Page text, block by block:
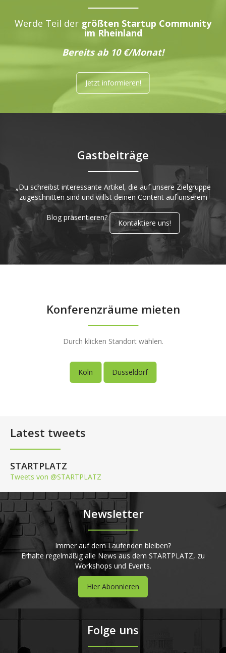
Werde Teil der größten Startup Community
im Rheinland
Bereits ab 10 €/Monat!
Jetzt informieren!
Gastbeiträge
„Du schreibst interessante Artikel, die auf unsere Zielgruppe
zugeschnitten sind und willst deinen Content auf unserem
Blog präsentieren?
Kontaktiere uns!
Konferenzräume mieten
Durch klicken Standort wählen.
Köln Düsseldorf
Latest tweets
STARTPLATZ
Tweets von @STARTPLATZ
Newsletter
Immer auf dem Laufenden bleiben?
Erhalte regelmäßig alle News aus dem STARTPLATZ, zu
Workshops und Events.
Hier Abonnieren
Folge uns